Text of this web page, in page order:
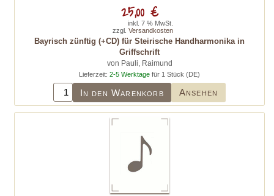
Bayrisch zünftig (+CD) für Steirische Handharmonika in
Griffschrift
von Pauli, Raimund
Lieferzeit: 2-5 Werktage für 1 Stück (DE)
In den Warenkorb Ansehen
25,00 €
inkl. 7 % MwSt.
zzgl. Versandkosten